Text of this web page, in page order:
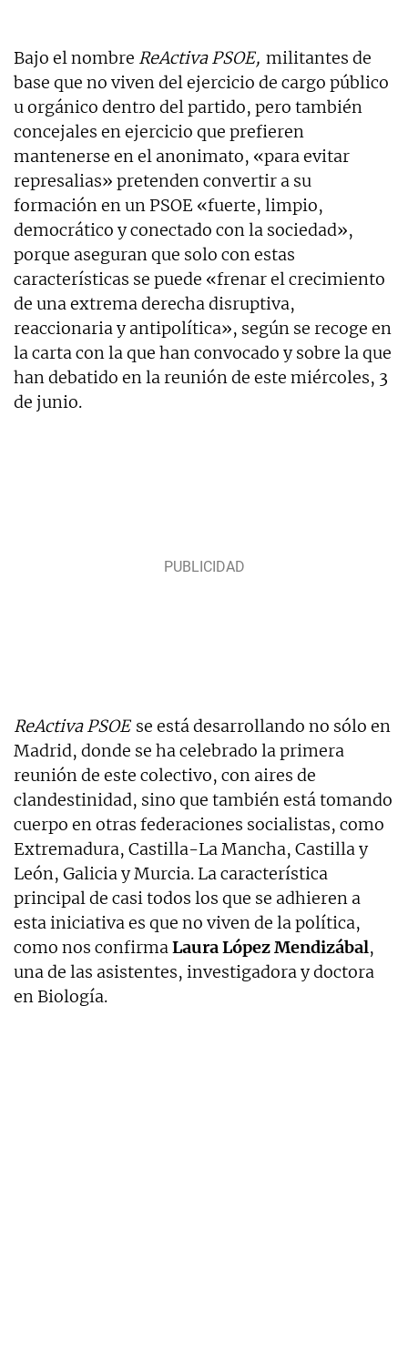
Bajo el nombre ReActiva PSOE, militantes de
base que no viven del ejercicio de cargo público
u orgánico dentro del partido, pero también
concejales en ejercicio que prefieren
mantenerse en el anonimato, «para evitar
represalias» pretenden convertir a su
formación en un PSOE «fuerte, limpio,
democrático y conectado con la sociedad»,
porque aseguran que solo con estas
características se puede «frenar el crecimiento
de una extrema derecha disruptiva,
reaccionaria y antipolítica», según se recoge en
la carta con la que han convocado y sobre la que
han debatido en la reunión de este miércoles, 3
de junio.
ReActiva PSOE se está desarrollando no sólo en
Madrid, donde se ha celebrado la primera
reunión de este colectivo, con aires de
clandestinidad, sino que también está tomando
cuerpo en otras federaciones socialistas, como
Extremadura, Castilla-La Mancha, Castilla y
León, Galicia y Murcia. La característica
principal de casi todos los que se adhieren a
esta iniciativa es que no viven de la política,
como nos confirmaLaura López Mendizábal,
una de las asistentes, investigadora y doctora
en Biología.